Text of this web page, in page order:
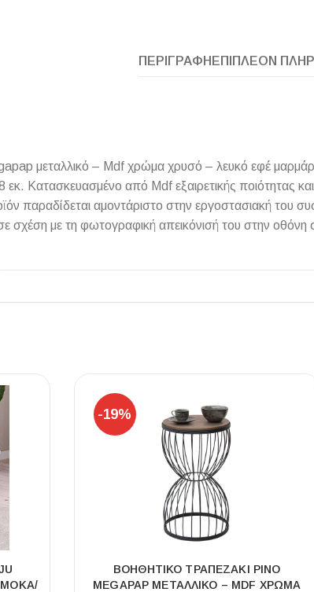
Οδηγός Αγοράς
ΠΕΡΙΓΡΑΦΉ ΕΠΙΠΛΈΟΝ
μεταλλικό – Mdf χρώμα χρυσό – λευκό εφέ
Κατασκευασμένο από Mdf εξαιρετικής ποιότητας
παραδίδεται αμοντάριστο στην εργοστασιακή του
σχέση με τη φωτογραφική απεικόνισή του στην οθόνη
ΜΌΚΑ/
-19%
ΒΟΗΘΗΤΙΚΌ ΤΡΑΠΕΖΆΚΙ PINO
MEGAPAP ΜΕΤΑΛΛΙΚΌ – MDF ΧΡΏΜΑ